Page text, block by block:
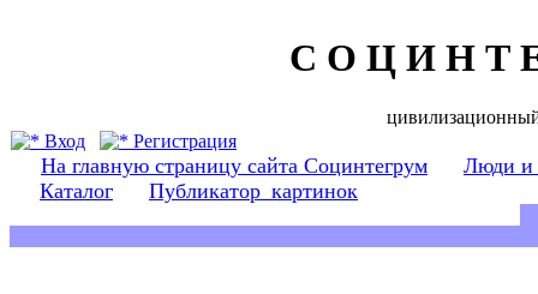
С О Ц И Н Т
Вход
Регистрация
На главную страницу сайта Социнтегрум
Люди и
Каталог
Публикатор_картинок